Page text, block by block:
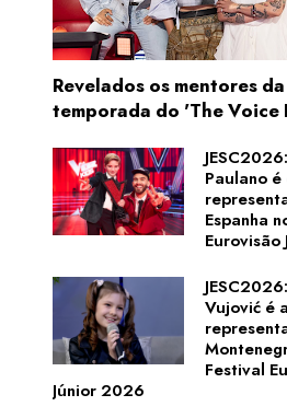
Revelados os mentores
temporada do 'The Voice
Paulano é
Espanha
Vujović é a
Festival
Júnior 2026